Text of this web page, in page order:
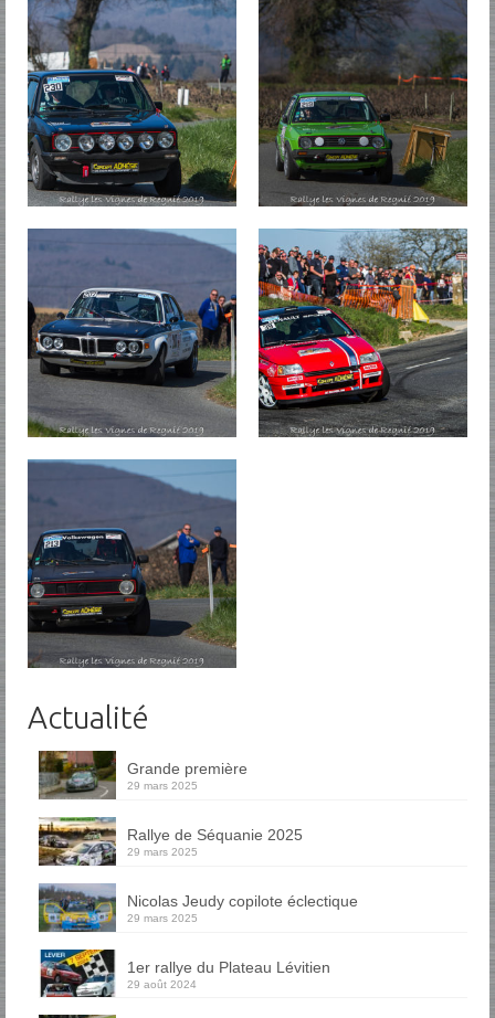
Actualité
Grande première
29 mars 2025
Rallye de Séquanie 2025
29 mars 2025
Nicolas Jeudy copilote éclectique
29 mars 2025
1er rallye du Plateau Lévitien
29 août 2024